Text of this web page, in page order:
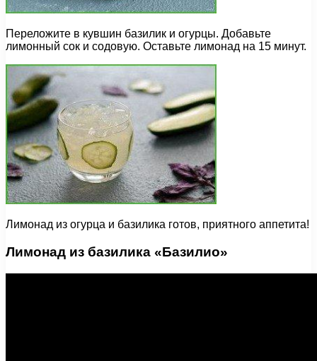
Переложите в кувшин базилик и огурцы. Добавьте
лимонный сок и содовую. Оставьте лимонад на 15 минут.
Лимонад из огурца и базилика готов, приятного аппетита!
Лимонад из базилика «Базилио»